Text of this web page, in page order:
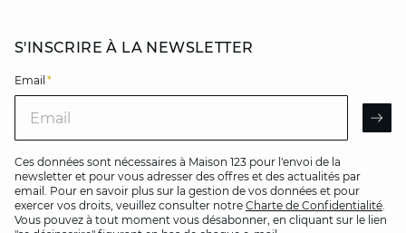
S'INSCRIRE À LA NEWSLETTER
Email *
Ces données sont nécessaires à Maison 123 pour l'envoi de la
newsletter et pour vous adresser des offres et des actualités par
email. Pour en savoir plus sur la gestion de vos données et pour
exercer vos droits, veuillez consulter notre Charte de Confidentialité.
Vous pouvez à tout moment vous désabonner, en cliquant sur le lien